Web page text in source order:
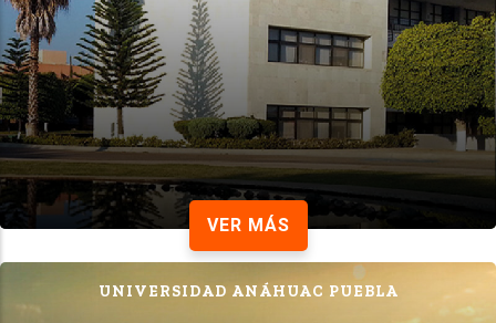
VER MÁS
UNIVERSIDAD ANÁHUAC PUEBLA